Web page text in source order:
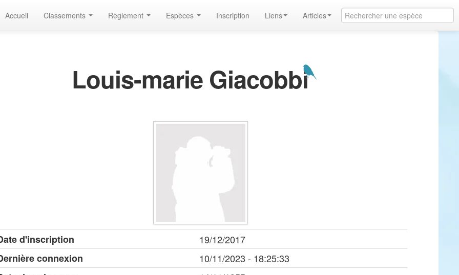
Accueil Classements Règlement Espèces Inscription Liens Articles
Louis-marie Giacobbi
d'inscription
19/12/2017
connexion
10/11/2023 - 18:25:33